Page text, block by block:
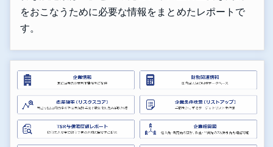
をおこなうために必要な情報をまとめたレポートで
す。